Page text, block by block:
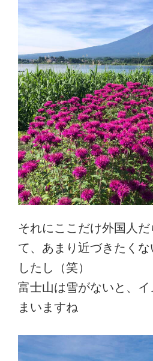
それにここだけ外国人
て、あまり近づきたくな
したし（笑）
富士山は雪がないと、
まいますね